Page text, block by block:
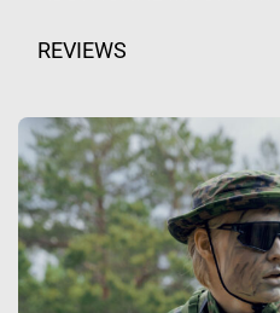
REVIEWS